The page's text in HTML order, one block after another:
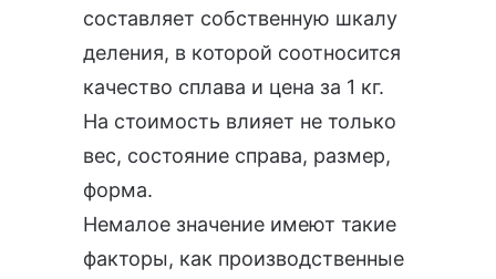
составляет собственную шкалу
деления, в которой соотносится
качество сплава и цена за 1 кг.
На стоимость влияет не только
вес, состояние справа, размер,
форма.
Немалое значение имеют такие
факторы, как производственные